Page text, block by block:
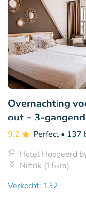
Overnachting
out + 3-
9.2 Perfect • 137
Hotel Hoogeerd
Niftrik (15km)
Verkocht: 132